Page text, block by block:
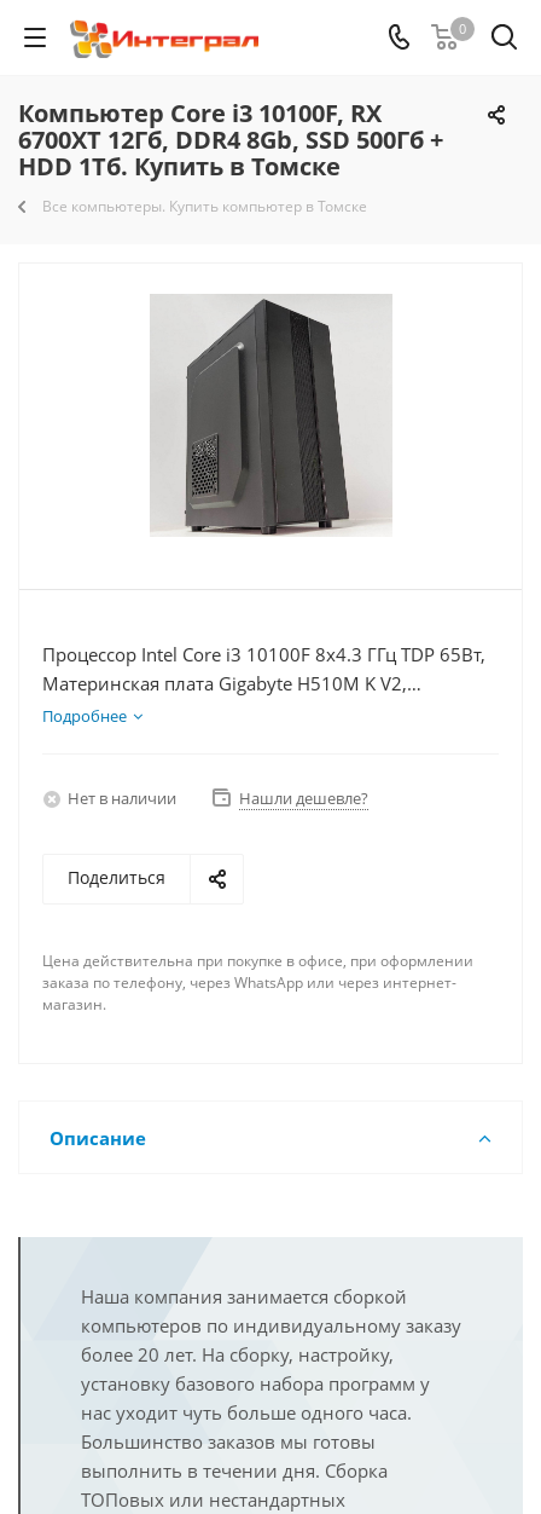
0
Компьютер Core i3 10100F, RX
6700XT 12Гб, DDR4 8Gb, SSD 500Гб +
HDD 1Тб. Купить в Томске
Все компьютеры. Купить компьютер в Томске
Процессор Intel Core i3 10100F 8x4.3 ГГц TDP 65Вт,
Материнская плата Gigabyte H510M K V2,
Видеокарта RX 6700XT 12Гб, Память DDR4 8Gb,
Подробнее
Нет в наличии Нашли дешевле?
Поделиться
Цена действительна при покупке в офисе, при оформлении
заказа по телефону, через WhatsApp или через интернет-
магазин.
Описание
Наша компания занимается сборкой
компьютеров по индивидуальному заказу
более 20 лет. На сборку, настройку,
установку базового набора программ у
нас уходит чуть больше одного часа.
Большинство заказов мы готовы
выполнить в течении дня. Сборка
ТОПовых или нестандартных